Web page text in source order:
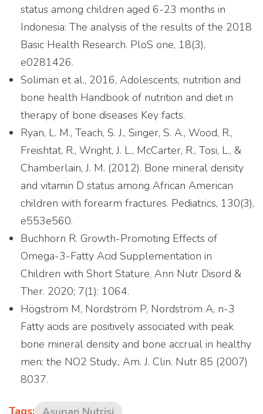
Produk Curcuma Plus
dapat dibeli melalui
partner e-commerce kami
status among children aged 6-23 months in
Indonesia: The analysis of the results of the 2018
Basic Health Research. PloS one, 18(3),
e0281426.
Soliman et al., 2016, Adolescents, nutrition and
bone health Handbook of nutrition and diet in
therapy of bone diseases Key facts.
Ryan, L. M., Teach, S. J., Singer, S. A., Wood, R.,
Freishtat, R., Wright, J. L., McCarter, R., Tosi, L., &
Chamberlain, J. M. (2012). Bone mineral density
and vitamin D status among African American
children with forearm fractures. Pediatrics, 130(3),
e553e560.
Buchhorn R. Growth-Promoting Effects of
Omega-3-Fatty Acid Supplementation in
Children with Short Stature. Ann Nutr Disord &
Ther. 2020; 7(1): 1064.
Högström M, Nordström P, Nordström A, n-3
Fatty acids are positively associated with peak
bone mineral density and bone accrual in healthy
men: the NO2 Study., Am. J. Clin. Nutr 85 (2007)
8037.
Tags: